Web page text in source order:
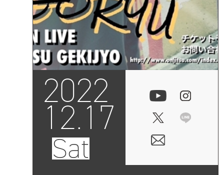
2022
12.17
Sat